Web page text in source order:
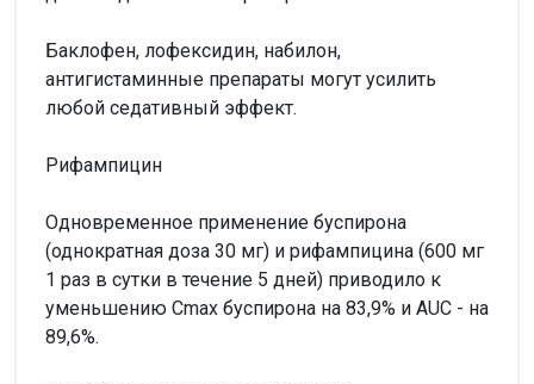
Баклофен, лофексидин, набилон,
антигистаминные препараты могут усилить
любой седативный эффект.
Рифампицин
Одновременное применение буспирона
(однократная доза 30 мг) и рифампицина (600 мг
1 раз в сутки в течение 5 дней) приводило к
уменьшению Сmax буспирона на 83,9% и AUC - на
89,6%.